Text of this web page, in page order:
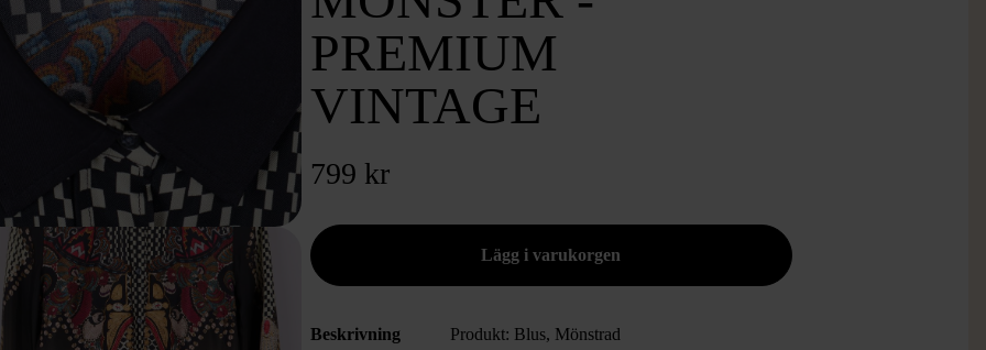
PREMIUM
VINTAGE
799 kr
Beskrivning
Produkt: Blus, Mönstrad